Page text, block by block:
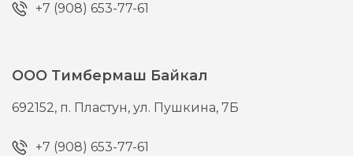
+7 (908) 653-77-61
ООО Тимбермаш Байкал
692152, п. Пластун,ул. Пушкина, 7Б
+7 (908) 653-77-61